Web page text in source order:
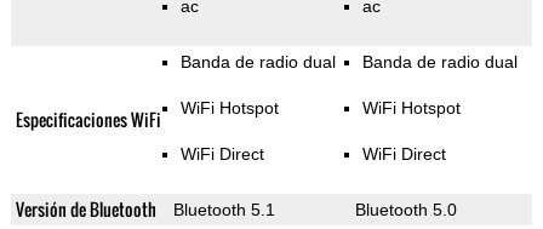
ac ac
Especificaciones WiFi
Banda de radio dual
WiFi Hotspot
WiFi Direct
Banda de radio dual
WiFi Hotspot
WiFi Direct
Versión de Bluetooth Bluetooth 5.1 Bluetooth 5.0